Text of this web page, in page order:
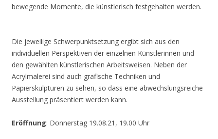
bewegende Momente, die künstlerisch festgehalten werden.
Die jeweilige Schwerpunktsetzung ergibt sich aus den
individuellen Perspektiven der einzelnen Künstlerinnen und
den gewählten künstlerischen Arbeitsweisen. Neben der
Acrylmalerei sind auch grafische Techniken und
Papierskulpturen zu sehen, so dass eine abwechslungsreiche
Ausstellung präsentiert werden kann.
Eröffnung: Donnerstag 19.08.21, 19.00 Uhr